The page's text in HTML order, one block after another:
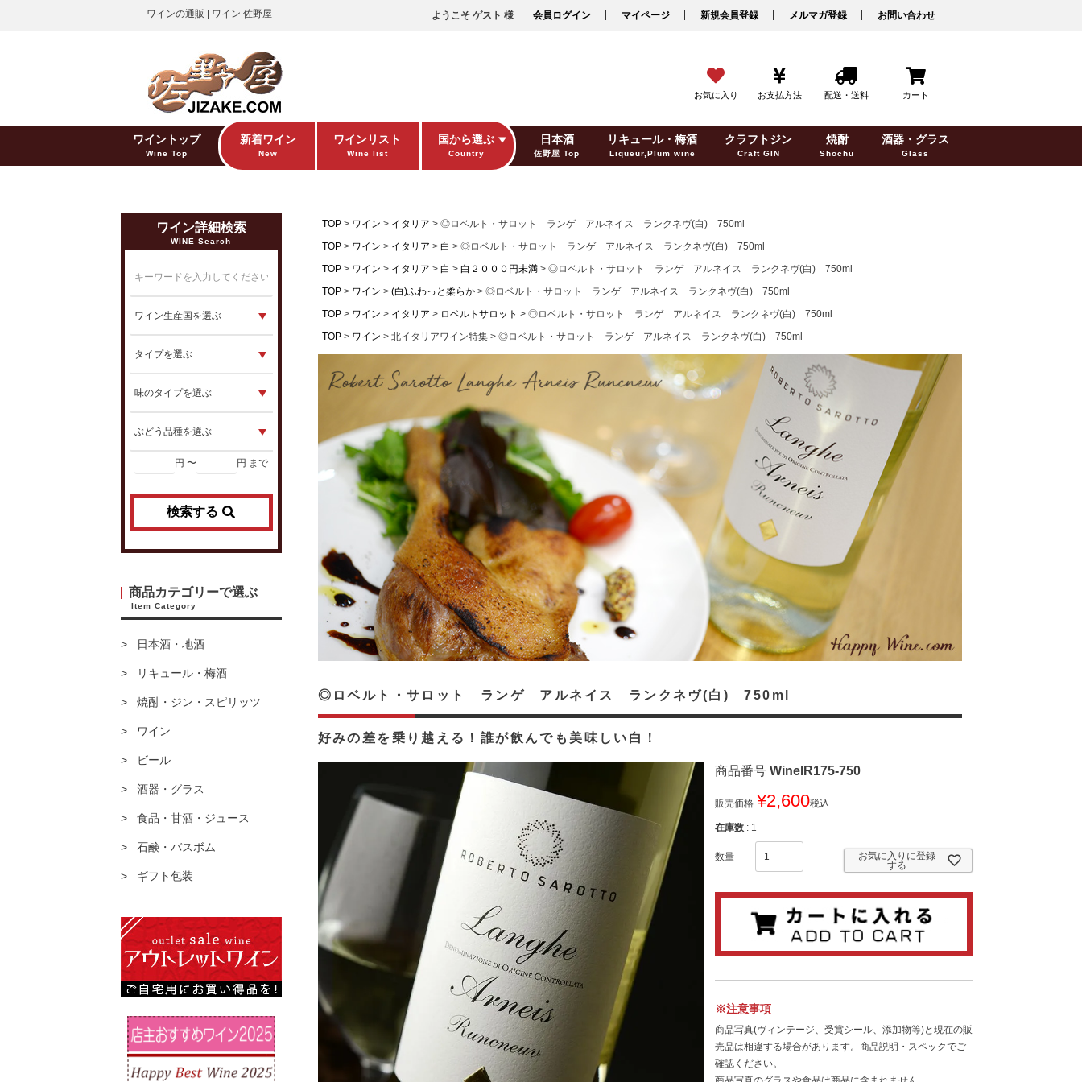
ワインの通販 | ワイン 佐野屋 ようこそ ゲスト 様 会員ログイン マイページ 新規会員登録 メルマガ登録 お問い合わせ
お気に入り お支払方法 配送・送料 カート
ワイントップ
Wine Top
新着ワイン
New
ワインリスト
Wine list
国から選ぶ
Country
日本酒
佐野屋 Top
リキュール・梅酒
Liqueur,Plum wine
クラフトジン
Craft GIN
焼酎
Shochu
酒器・グラス
Glass
ワイン詳細検索
WINE Search
円 〜 円 まで
検索する
商品カテゴリーで選ぶ
Item Category
日本酒・地酒
リキュール・梅酒
焼酎・ジン・スピリッツ
ワイン
ビール
酒器・グラス
食品・甘酒・ジュース
石鹸・バスボム
ギフト包装
TOP ワイン イタリア
◎ロベルト・サロット ランゲ アルネイス ランクネヴ(白) 750ml
TOP
ワイン イタリア 白
◎ロベルト・サロット ランゲ アルネイス ランクネヴ(白) 750ml
TOP
ワイン イタリア 白 白２０００円未満
◎ロベルト・サロット ランゲ アルネイス ランクネヴ(白) 750ml
TOP
ワイン (白)ふわっと柔らか
◎ロベルト・サロット ランゲ アルネイス ランクネヴ(白) 750ml
TOP
ワイン イタリア ロベルトサロット
◎ロベルト・サロット ランゲ アルネイス ランクネヴ(白) 750ml
TOP
ワイン 北イタリアワイン特集 ◎ロベルト・サロット ランゲ アルネイス ランクネヴ(白) 750ml
好みの差を乗り越える！誰が飲んでも美味しい白！
◎ロベルト・サロット ランゲ アルネイス ランクネヴ(白) 750ml
商品番号 WineIR175-750
販売価格 ¥2,600税込
在庫数 1
お気に入りに登録
する
※注意事項
商品写真(ヴィンテージ、受賞シール、添加物等)と現在の販
売品は相違する場合があります。商品説明・スペックでご
確認ください。